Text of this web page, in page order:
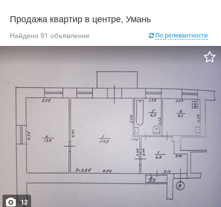
Продажа квартир в центре, Умань
Найдено 91 объявление По релевантности
12